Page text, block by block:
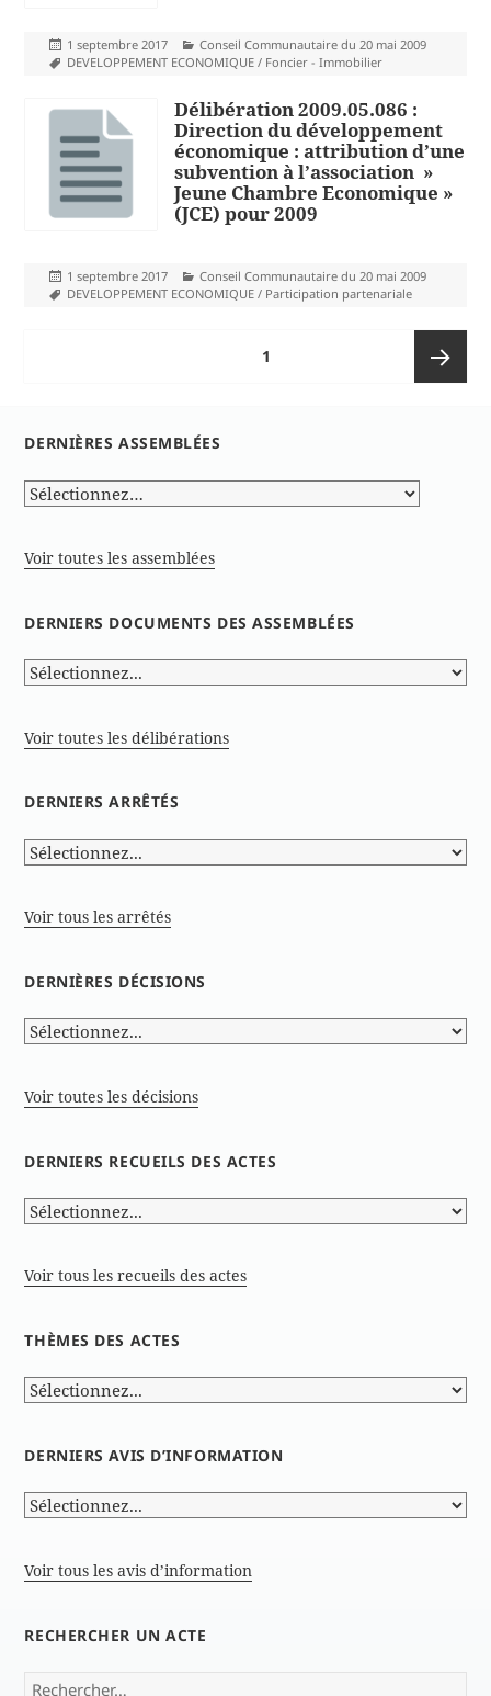
Publié
le
1 septembre 2017 Catégories
Conseil Communautaire du 20 mai 2009
Mots-
DEVELOPPEMENT ECONOMIQUE / Foncier - Immobilier
Délibération 2009.05.086 :
Direction du développement
économique : attribution d’une
subvention à l’association »
Jeune Chambre Economique »
(JCE) pour 2009
Publié
le
1 septembre 2017 Catégories
Conseil Communautaire du 20 mai 2009
Mots-
DEVELOPPEMENT ECONOMIQUE / Participation partenariale
1
DERNIÈRES ASSEMBLÉES
Voir toutes les assemblées
DERNIERS DOCUMENTS DES ASSEMBLÉES
Voir toutes les délibérations
DERNIERS ARRÊTÉS
Voir tous les arrêtés
DERNIÈRES DÉCISIONS
Voir toutes les décisions
DERNIERS RECUEILS DES ACTES
Voir tous les recueils des actes
THÈMES DES ACTES
DERNIERS AVIS D’INFORMATION
Voir tous les avis d’information
RECHERCHER UN ACTE
Rechercher :